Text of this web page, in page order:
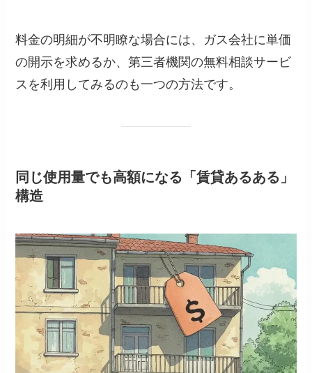
料金の明細が不明瞭な場合には、ガス会社に単価
の開示を求めるか、第三者機関の無料相談サービ
スを利用してみるのも一つの方法です。
同じ使用量でも高額になる「賃貸あるある」
構造